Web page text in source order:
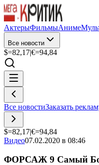
АктерыФильмыАниме
Все новости
$=82,17|€=94,84
Все новостиЗаказать
$=82,17|€=94,84
Видео07.02.2020 в 08:46
ФОРСАЖ 9 Самый